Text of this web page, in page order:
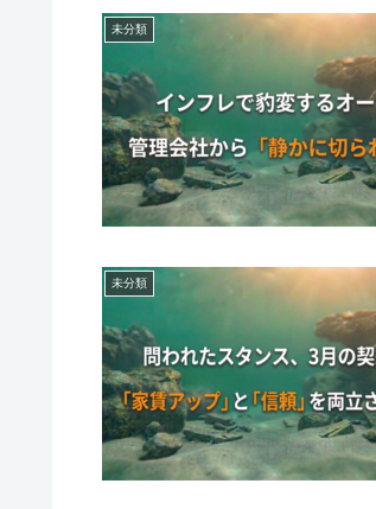
未分類
未分類